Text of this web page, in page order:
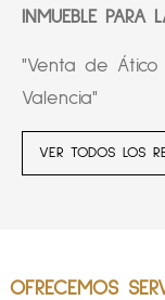
INMUEBLE PARA
"Venta de Ático
Valencia"
VER TODOS LOS
OFRECEMOS